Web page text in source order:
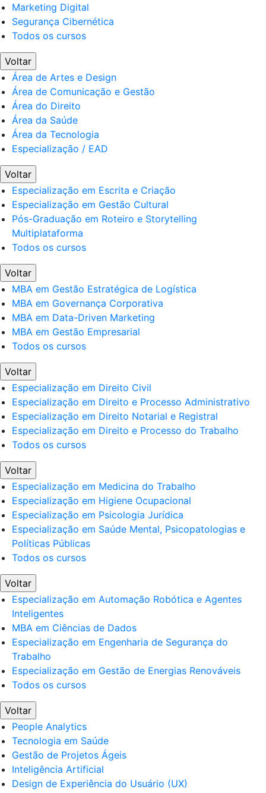
Marketing Digital
Segurança Cibernética
Todos os cursos
Voltar
Área de Artes e Design
Área de Comunicação e Gestão
Área do Direito
Área da Saúde
Área da Tecnologia
Especialização / EAD
Voltar
Especialização em Escrita e Criação
Especialização em Gestão Cultural
Pós-Graduação em Roteiro e Storytelling
Multiplataforma
Todos os cursos
Voltar
MBA em Gestão Estratégica de Logística
MBA em Governança Corporativa
MBA em Data-Driven Marketing
MBA em Gestão Empresarial
Todos os cursos
Voltar
Especialização em Direito Civil
Especialização em Direito e Processo Administrativo
Especialização em Direito Notarial e Registral
Especialização em Direito e Processo do Trabalho
Todos os cursos
Voltar
Especialização em Medicina do Trabalho
Especialização em Higiene Ocupacional
Especialização em Psicologia Jurídica
Especialização em Saúde Mental, Psicopatologias e
Políticas Públicas
Todos os cursos
Voltar
Especialização em Automação Robótica e Agentes
Inteligentes
MBA em Ciências de Dados
Especialização em Engenharia de Segurança do
Trabalho
Especialização em Gestão de Energias Renováveis
Todos os cursos
Voltar
People Analytics
Tecnologia em Saúde
Gestão de Projetos Ágeis
Inteligência Artificial
Design de Experiência do Usuário (UX)